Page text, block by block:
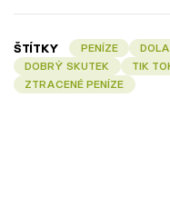
ŠTÍTKY PENÍZE
DOBRÝ SKUTEK
TIK
ZTRACENÉ PENÍZE